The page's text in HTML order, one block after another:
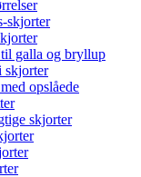
skjorter
galla og bryllup
skjorter
opslåede
skjorter